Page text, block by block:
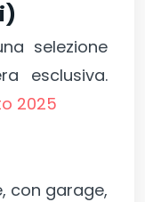
selezione
esclusiva.
2025
con garage,